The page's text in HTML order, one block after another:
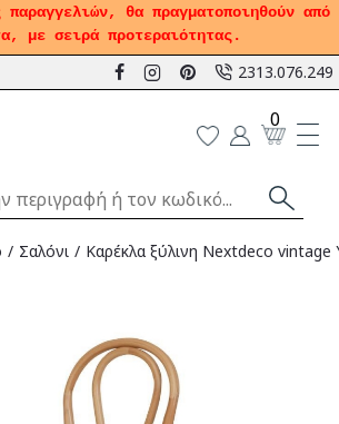
παραγγελιών, θα πραγματοποιηθούν από
με σειρά προτεραιότητας.
2313.076.249
0
Σαλόνι Καρέκλα ξύλινη Nextdeco vintage